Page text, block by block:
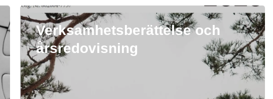
Verksamhetsberättelse och
årsredovisning